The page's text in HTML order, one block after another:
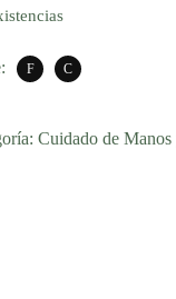
Cuidado de